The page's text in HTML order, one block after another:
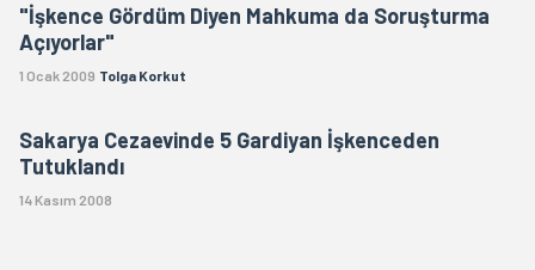
"İşkence Gördüm Diyen Mahkuma da Soruşturma
Açıyorlar"
1 Ocak 2009 Tolga Korkut
Sakarya Cezaevinde 5 Gardiyan İşkenceden
Tutuklandı
14 Kasım 2008